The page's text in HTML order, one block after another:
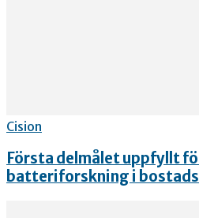
Cision
Första delmålet uppfyllt
batteriforskning i